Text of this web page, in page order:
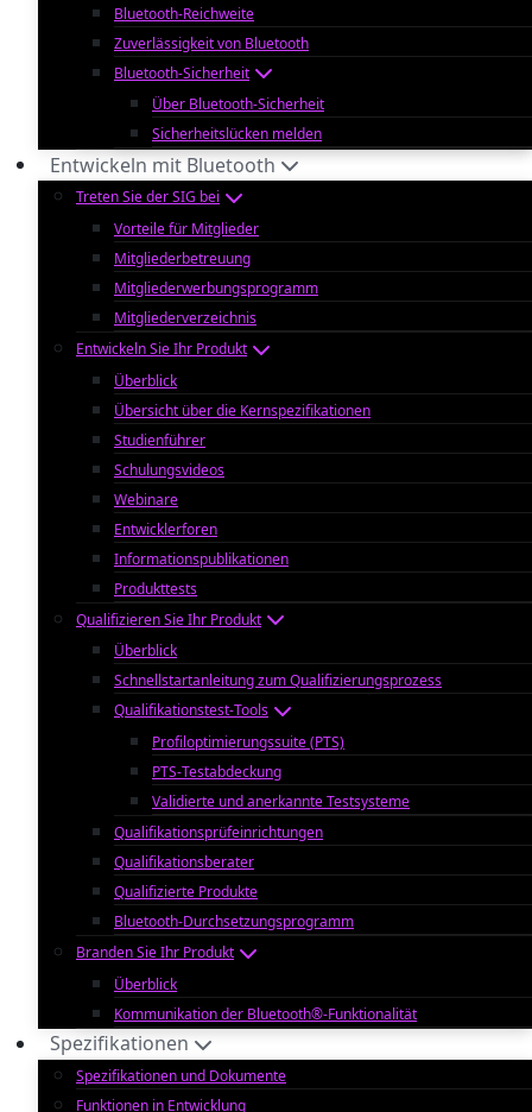
Bluetooth-Reichweite
Zuverlässigkeit von Bluetooth
Bluetooth-Sicherheit
Über Bluetooth-Sicherheit
Sicherheitslücken melden
Entwickeln mit Bluetooth
Treten Sie der SIG bei
Vorteile für Mitglieder
Mitgliederbetreuung
Mitgliederwerbungsprogramm
Mitgliederverzeichnis
Entwickeln Sie Ihr Produkt
Überblick
Übersicht über die Kernspezifikationen
Studienführer
Schulungsvideos
Webinare
Entwicklerforen
Informationspublikationen
Produkttests
Qualifizieren Sie Ihr Produkt
Überblick
Schnellstartanleitung zum Qualifizierungsprozess
Qualifikationstest-Tools
Profiloptimierungssuite (PTS)
PTS-Testabdeckung
Validierte und anerkannte Testsysteme
Qualifikationsprüfeinrichtungen
Qualifikationsberater
Qualifizierte Produkte
Bluetooth-Durchsetzungsprogramm
Branden Sie Ihr Produkt
Überblick
Kommunikation der Bluetooth®-Funktionalität
Spezifikationen
Spezifikationen und Dokumente
Funktionen in Entwicklung